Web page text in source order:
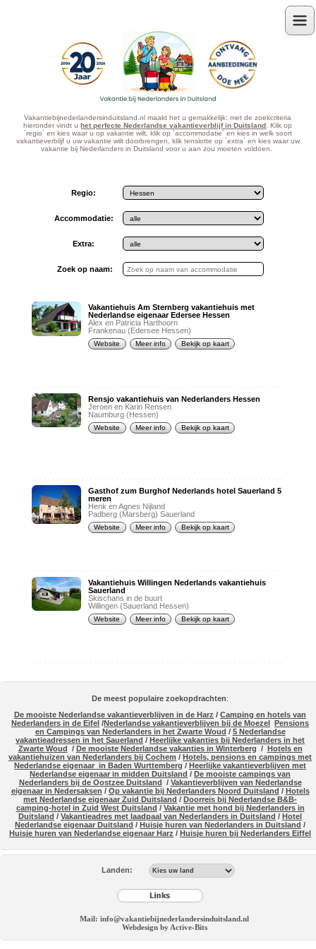
Menu
Vakantiebijnederlandersinduitsland.nl maakt het u gemakkelijk: met de zoekcriteria
hieronder vindt uhet perfecte Nederlandse vakantieverblijf in Duitsland . Klik op
´regio´ en kies waar u op vakantie wilt, klik op ´accommodatie´ en kies in welk soort
vakantieverblijf u uw vakantie wilt doorbrengen, klik tenslotte op ´extra´ en kies waar uw
vakantie bij Nederlanders in Duitsland voor u aan zou moeten voldoen.
Regio:
Accommodatie:
Extra:
Zoek op naam:
Vakantiehuis Am Sternberg vakantiehuis met
Nederlandse eigenaar Edersee Hessen
Alex en Patricia Harthoorn
Frankenau (Edersee Hessen)
Website Meer info Bekijk op kaart
Rensjo vakantiehuis van Nederlanders Hessen
Jeroen en Karin Rensen
Naumburg (Hessen)
Website Meer info Bekijk op kaart
Gasthof zum Burghof Nederlands hotel Sauerland 5
meren
Henk en Agnes Nijland
Padberg (Marsberg) Sauerland
Website Meer info Bekijk op kaart
Vakantiehuis Willingen Nederlands vakantiehuis
Sauerland
Skischans in de buurt
Willingen (Sauerland Hessen)
Website Meer info Bekijk op kaart
De meest populaire zoekopdrachten:
De mooiste Nederlandse vakantieverblijven in de Harz /Camping en hotels van
Nederlanders in de Eifel /Nederlandse vakantieverblijven bij de Moezel Pensions
en Campings van Nederlanders in het Zwarte Woud / 5 Nederlandse
vakantieadressen in het Sauerland /Heerlijke vakanties bij Nederlanders in het
Zwarte Woud / De mooiste Nederlandse vakanties in Winterberg / Hotels en
vakantiehuizen van Nederlanders bij Cochem /Hotels, pensions en campings met
Nederlandse eigenaar in Baden Wurttemberg /Heerlijke vakantieverblijven met
Nederlandse eigenaar in midden Duitsland /De mooiste campings van
Nederlanders bij de Oostzee Duitsland / Vakantieverblijven van Nederlandse
eigenaar in Nedersaksen / Op vakantie bij Nederlanders Noord Duitsland / Hotels
met Nederlandse eigenaar Zuid Duitsland /Doorreis bij Nederlandse B&B-
camping-hotel in Zuid West Duitsland / Vakantie met hond bij Nederlanders in
Duitsland /Vakantieadres met laadpaal van Nederlanders in Duitsland /Hotel
Nederlandse eigenaar Duitsland /Huisje huren van Nederlanders in Duitsland /
Huisje huren van Nederlandse eigenaar Harz /Huisje huren bij Nederlanders Eiffel
Landen:
Mail: info@vakantiebijnederlandersinduitsland.nl
Webdesign by Active-Bits